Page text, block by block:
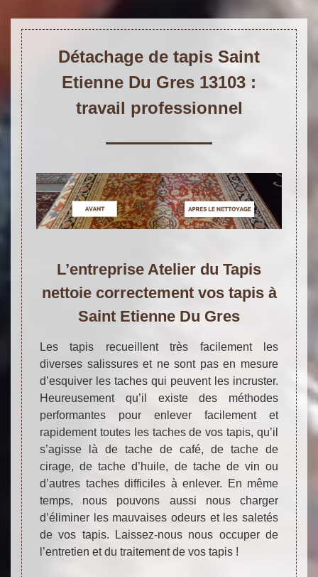
Détachage de tapis Saint
Etienne Du Gres 13103 :
travail professionnel
L’entreprise Atelier du Tapis
nettoie correctement vos tapis à
Saint Etienne Du Gres
Les tapis recueillent très facilement les
diverses salissures et ne sont pas en mesure
d’esquiver les taches qui peuvent les incruster.
Heureusement qu’il existe des méthodes
performantes pour enlever facilement et
rapidement toutes les taches de vos tapis, qu’il
s’agisse là de tache de café, de tache de
cirage, de tache d’huile, de tache de vin ou
d’autres taches difficiles à enlever. En même
temps, nous pouvons aussi nous charger
d’éliminer les mauvaises odeurs et les saletés
de vos tapis. Laissez-nous nous occuper de
l’entretien et du traitement de vos tapis !